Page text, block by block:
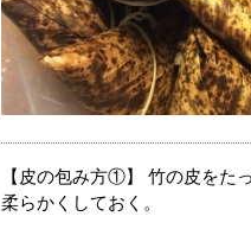
【皮の包み方①】 竹の皮をた
柔らかくしておく。